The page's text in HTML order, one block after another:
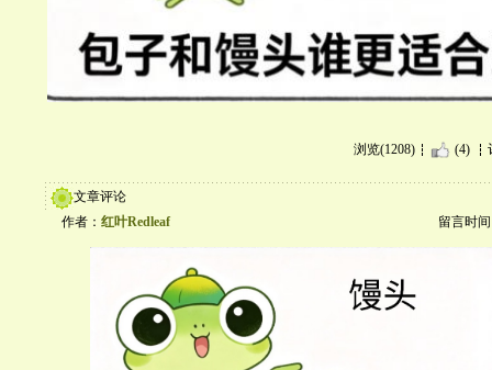
浏览(1208) (4)
文章评论
作者： 红叶Redleaf 留言时间